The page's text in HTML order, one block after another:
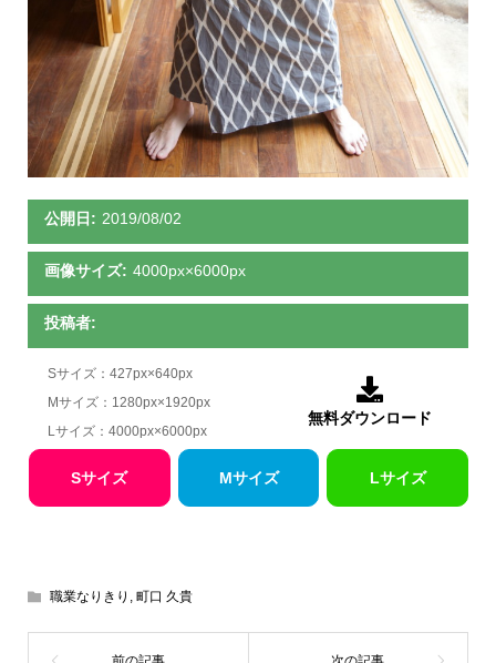
公開日: 2019/08/02
画像サイズ: 4000px×6000px
投稿者:
Sサイズ：427px×640px
Mサイズ：1280px×1920px
Lサイズ：4000px×6000px

無料ダウンロード
Sサイズ Mサイズ Lサイズ
職業なりきり , 町口 久貴